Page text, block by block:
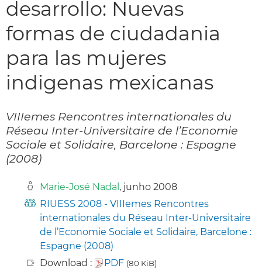
desarrollo: Nuevas
formas de ciudadania
para las mujeres
indigenas mexicanas
VIIIemes Rencontres internationales du
Réseau Inter-Universitaire de l’Economie
Sociale et Solidaire, Barcelone : Espagne
(2008)
Marie-José Nadal , junho 2008
RIUESS 2008 - VIIIemes Rencontres
internationales du Réseau Inter-Universitaire
de l’Economie Sociale et Solidaire, Barcelone :
Espagne (2008)
Download :
PDF (80 KiB)